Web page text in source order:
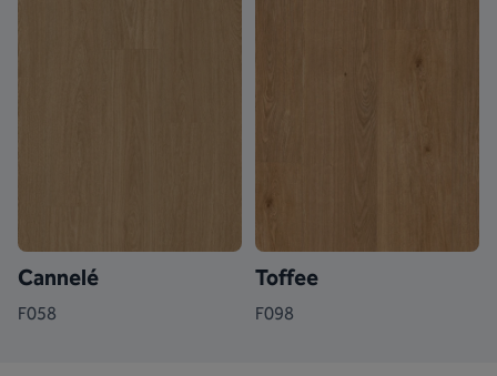
Cannelé
F058
Toffee
F098